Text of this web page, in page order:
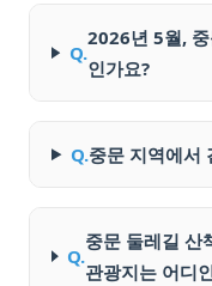
Q.
2026년 5월,
인가요?
Q.중문 지역에서
Q.
중문 둘레길 산
관광지는 어디